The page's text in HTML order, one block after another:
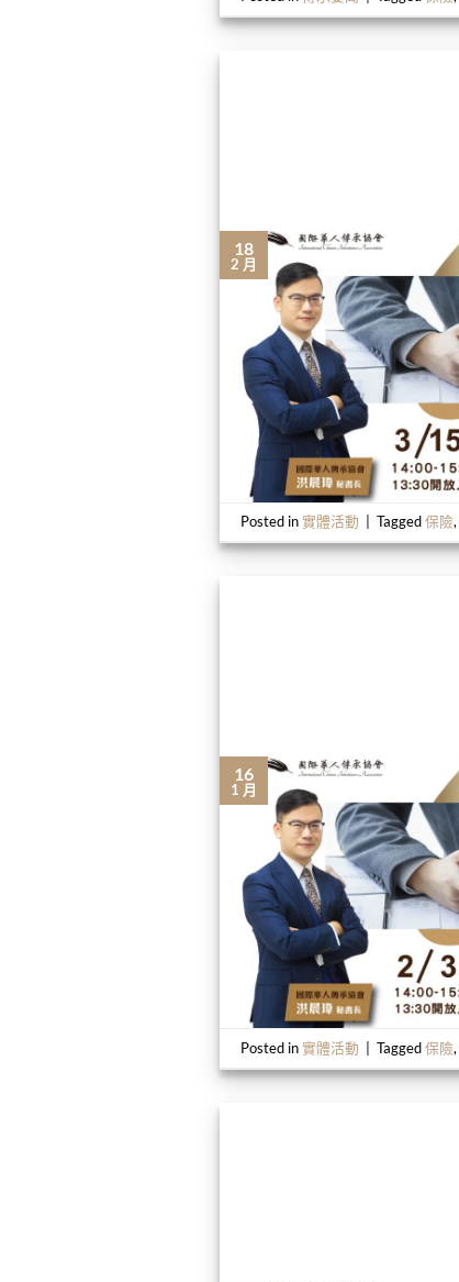
18
2 月
Posted in實體活動 Tagged保險,
16
1 月
Posted in實體活動 Tagged保險,